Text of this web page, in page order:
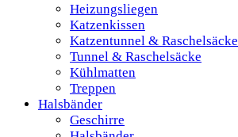
Heizungsliegen
Katzenkissen
Katzentunnel & Raschelsäcke
Tunnel & Raschelsäcke
Kühlmatten
Treppen
Halsbänder
Geschirre